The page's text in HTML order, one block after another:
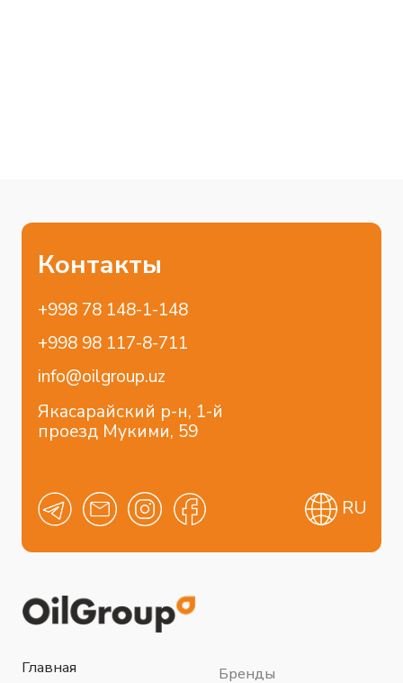
О компании
Услуги
Блог
Контакты
Пищевая промышленность
Строительство
Легковой транспорт
Энергетика
Химическая промышленность
Металлургия
Donaldson
Бренды
Отраслевые решения